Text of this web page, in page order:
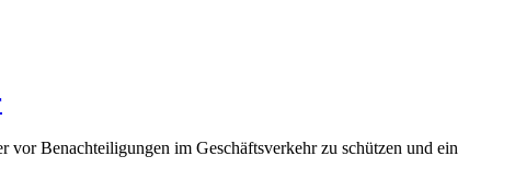
vor Benachteiligungen im Geschäftsverkehr zu schützen und ein